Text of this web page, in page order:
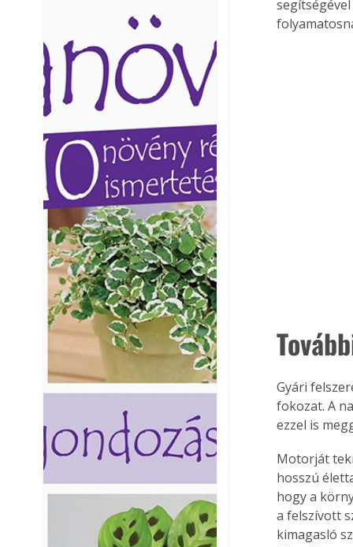
mert: – t
Gyári
fokozat. A
ezzel is
Motorját
hosszú
hogy a
a felszívott
kimagasló